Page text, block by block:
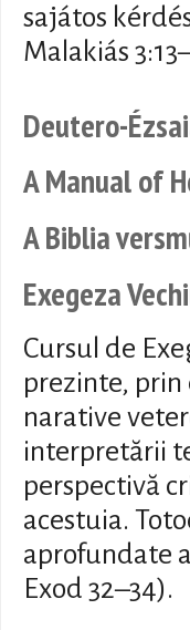
sajátos
Malakiás
Deutero-
A Manual of
A Biblia
Exegeza
Cursul de
prezinte, prin
narative
interpretării
perspectivă
acestuia.
aprofundate
Exod 32–34).